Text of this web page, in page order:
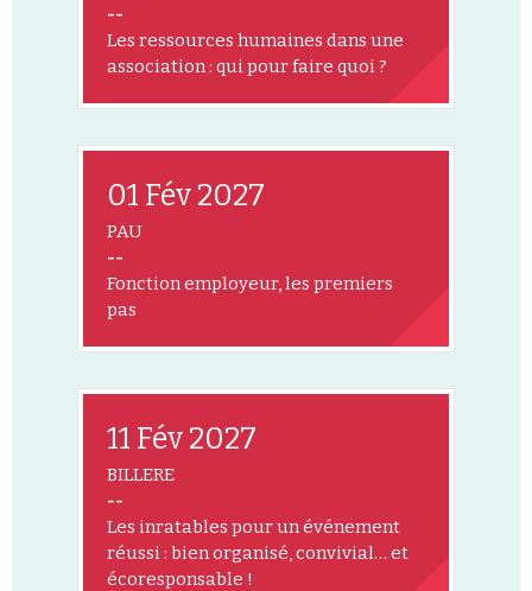
--
Les ressources humaines dans une
association : qui pour faire quoi ?
01 Fév 2027
PAU
--
Fonction employeur, les premiers
pas
11 Fév 2027
BILLERE
--
Les inratables pour un événement
réussi : bien organisé, convivial… et
écoresponsable !